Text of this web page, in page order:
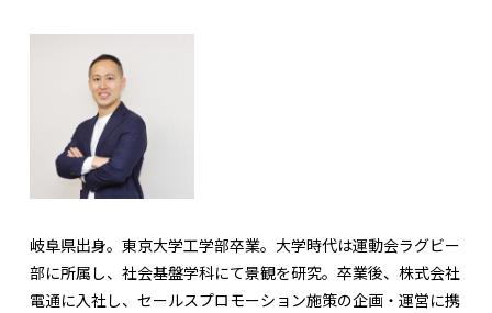
岐阜県出身。東京大学工学部卒業。大学時代は運動会ラグビー
部に所属し、社会基盤学科にて景観を研究。卒業後、株式会社
電通に入社し、セールスプロモーション施策の企画・運営に携